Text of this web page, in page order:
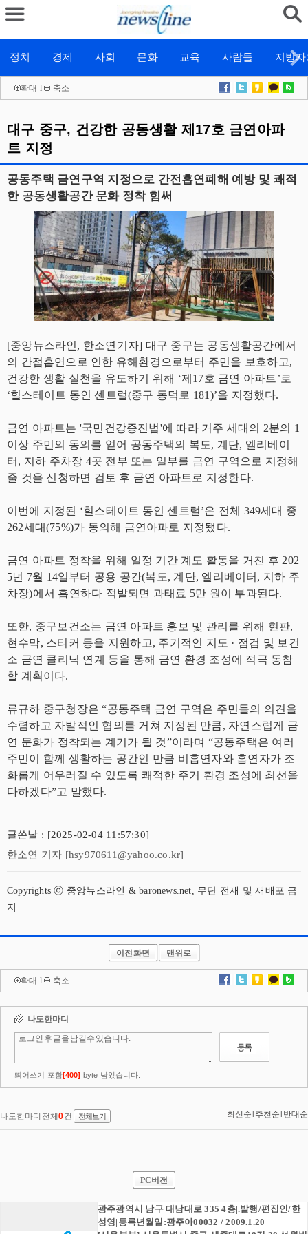
정치 경제 사회 문화 교육 사람들 지방
확대 l 축소
대구 중구, 건강한 공동생활 제17호 금연아파
트 지정
공동주택 금연구역 지정으로 간전흡연폐해 예방 및 쾌적
한 공동생활공간 문화 정착 힘써
[중앙뉴스라인, 한소연기자] 대구 중구는 공동생활공간에서
의 간접흡연으로 인한 유해환경으로부터 주민을 보호하고,
건강한 생활 실천을 유도하기 위해 ‘제17호 금연 아파트’로
‘힐스테이트 동인 센트럴(중구 동덕로 181)’을 지정했다.
금연 아파트는 '국민건강증진법'에 따라 거주 세대의 2분의 1
이상 주민의 동의를 얻어 공동주택의 복도, 계단, 엘리베이
터, 지하 주차장 4곳 전부 또는 일부를 금연 구역으로 지정해
줄 것을 신청하면 검토 후 금연 아파트로 지정한다.
이번에 지정된 ‘힐스테이트 동인 센트럴’은 전체 349세대 중
262세대(75%)가 동의해 금연아파로 지정됐다.
금연 아파트 정착을 위해 일정 기간 계도 활동을 거친 후 202
5년 7월 14일부터 공용 공간(복도, 계단, 엘리베이터, 지하 주
차장)에서 흡연하다 적발되면 과태료 5만 원이 부과된다.
또한, 중구보건소는 금연 아파트 홍보 및 관리를 위해 현판,
현수막, 스티커 등을 지원하고, 주기적인 지도 · 점검 및 보건
소 금연 클리닉 연계 등을 통해 금연 환경 조성에 적극 동참
할 계획이다.
류규하 중구청장은 “공동주택 금연 구역은 주민들의 의견을
수렴하고 자발적인 협의를 거쳐 지정된 만큼, 자연스럽게 금
연 문화가 정착되는 계기가 될 것”이라며 “공동주택은 여러
주민이 함께 생활하는 공간인 만큼 비흡연자와 흡연자가 조
화롭게 어우러질 수 있도록 쾌적한 주거 환경 조성에 최선을
다하겠다”고 말했다.
글쓴날 : [2025-02-04 11:57:30]
한소연 기자 [hsy970611@yahoo.co.kr]
Copyrights ⓒ 중앙뉴스라인 & baronews.net, 무단 전재 및 재배포 금
지
이전화면 맨위로
확대 l 축소
PC버전
광주광역시 남구 대남대로 335 4층|.발행/편집인/한
성영|등록년월일:광주아00032 / 2009.1.20